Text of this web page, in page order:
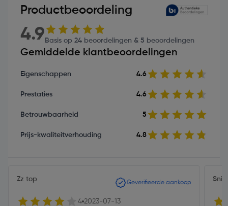
Productbeoordeling
4.9 Basis op 24 beoordelingen & 5 beoordelingen
Gemiddelde klantbeoordelingen
Eigenschappen 4.6
Prestaties 4.6
Betrouwbaarheid 5
Prijs-kwaliteitverhouding 4.8
Zz top Geverifieerde aankoop
4 2023-07-13
Snip